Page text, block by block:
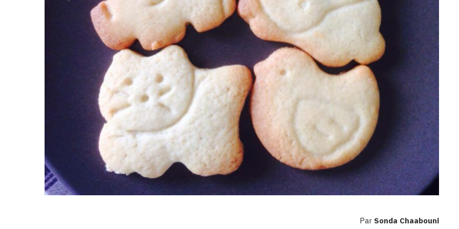
Par Sonda Chaabouni